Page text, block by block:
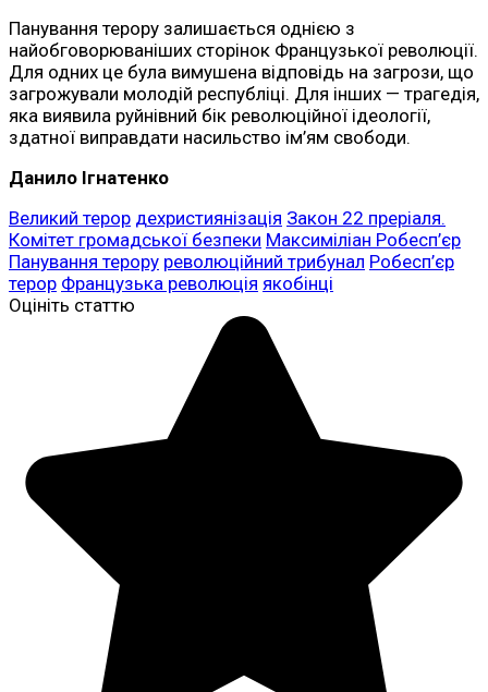
Панування терору залишається однією з
найобговорюваніших сторінок Французької революції.
Для одних це була вимушена відповідь на загрози, що
загрожували молодій республіці. Для інших — трагедія,
яка виявила руйнівний бік революційної ідеології,
здатної виправдати насильство ім’ям свободи.
Данило Ігнатенко
Великий терор дехристиянізація Закон 22 преріаля.
Комітет громадської безпеки Максиміліан Робесп’єр
Панування терору революційний трибунал Робесп’єр
терор Французька революція якобінці
Оцініть статтю